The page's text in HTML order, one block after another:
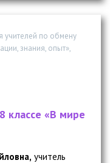
по обмену
знания, опыт»,
классе «В мире
учитель